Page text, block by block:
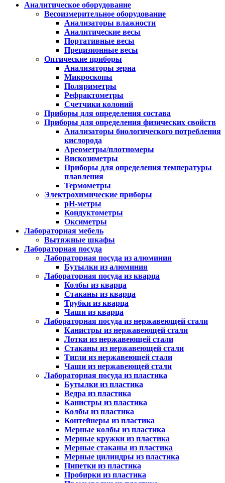
Аналитическое оборудование
Весоизмерительное оборудование
Анализаторы влажности
Аналитические весы
Портативные весы
Прецизионные весы
Оптические приборы
Анализаторы зерна
Микроскопы
Поляриметры
Рефрактометры
Счетчики колоний
Приборы для определения состава
Приборы для определения физических свойств
Анализаторы биологического потребления
кислорода
Ареометры/плотномеры
Вискозиметры
Приборы для определения температуры
плавления
Термометры
Электрохимические приборы
pH-метры
Кондуктометры
Оксиметры
Лабораторная мебель
Вытяжные шкафы
Лабораторная посуда
Лабораторная посуда из алюминия
Бутылки из алюминия
Лабораторная посуда из кварца
Колбы из кварца
Стаканы из кварца
Трубки из кварца
Чаши из кварца
Лабораторная посуда из нержавеющей стали
Канистры из нержавеющей стали
Лотки из нержавеющей стали
Стаканы из нержавеющей стали
Тигли из нержавеющей стали
Чаши из нержавеющей стали
Лабораторная посуда из пластика
Бутылки из пластика
Ведра из пластика
Канистры из пластика
Колбы из пластика
Контейнеры из пластика
Мерные колбы из пластика
Мерные кружки из пластика
Мерные стаканы из пластика
Мерные цилиндры из пластика
Пипетки из пластика
Пробирки из пластика